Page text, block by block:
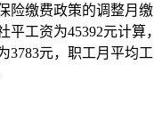
险缴费政策的调整月
平工资为45392元计算
3783元，职工月平均